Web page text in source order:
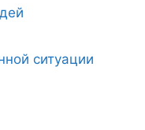
ситуации